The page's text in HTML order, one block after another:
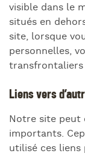
visible dans le
situés en
site, lorsque
personnelles,
transfrontaliers
Liens vers
Notre site peut
importants.
utilisé ces